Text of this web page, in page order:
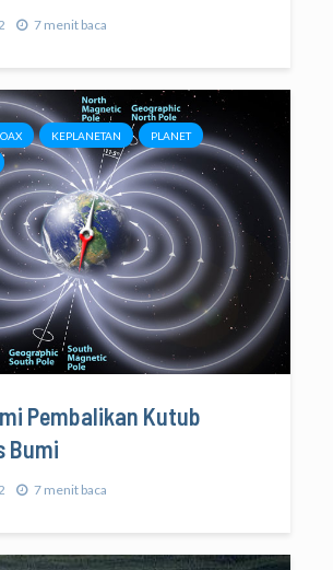
7 menit baca
KEPLANETAN PLANET
Pembalikan Kutub
Bumi
7 menit baca